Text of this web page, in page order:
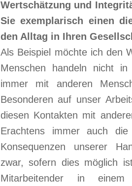
Wertschätzung und
Sie exemplarisch einen
den Alltag in Ihren
Als Beispiel möchte ich den
Menschen handeln nicht
immer mit anderen
Besonderen auf unser
diesen Kontakten mit
Erachtens immer auch die
Konsequenzen unserer
zwar, sofern dies möglich
Mitarbeitender in